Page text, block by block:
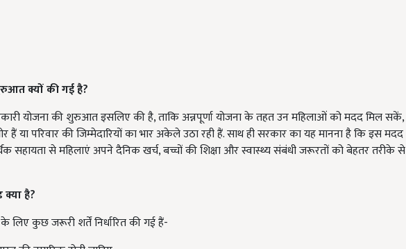
क्यों की गई है?
योजना की शुरुआत इसलिए की है, ताकि अन्नपूर्णा योजना के तहत उन महिलाओं को मदद मिल सकें,
या परिवार की जिम्मेदारियों का भार अकेले उठा रही हैं. साथ ही सरकार का यह मानना है कि इस मदद
सहायता से महिलाएं अपने दैनिक खर्च, बच्चों की शिक्षा और स्वास्थ्य संबंधी जरूरतों को बेहतर तरीके से
क्या है?
लिए कुछ जरूरी शर्तें निर्धारित की गई हैं-